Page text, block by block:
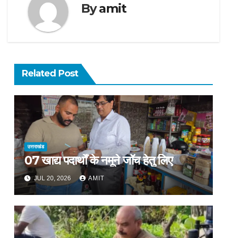
Byamit
Related Post
उत्तराखंड
07 खाद्य पदार्थों के नमूने जॉच हेतु लिए
JUL 20, 2026 AMIT